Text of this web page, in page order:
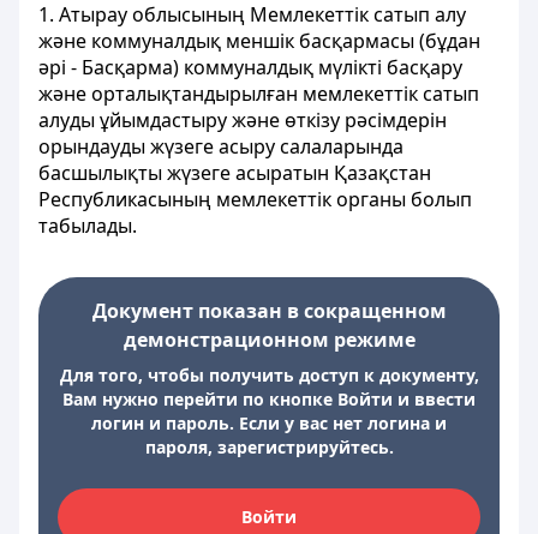
1. Атырау облысының Мемлекеттік сатып алу
және коммуналдық меншік басқармасы (бұдан
әрі - Басқарма) коммуналдық мүлікті басқару
және орталықтандырылған мемлекеттік сатып
алуды ұйымдастыру және өткізу рәсімдерін
орындауды жүзеге асыру салаларында
басшылықты жүзеге асыратын Қазақстан
Республикасының мемлекеттік органы болып
табылады.
Документ показан в сокращенном
демонстрационном режиме
Для того, чтобы получить доступ к документу,
Вам нужно перейти по кнопке Войти и ввести
логин и пароль. Если у вас нет логина и
пароля, зарегистрируйтесь.
Войти